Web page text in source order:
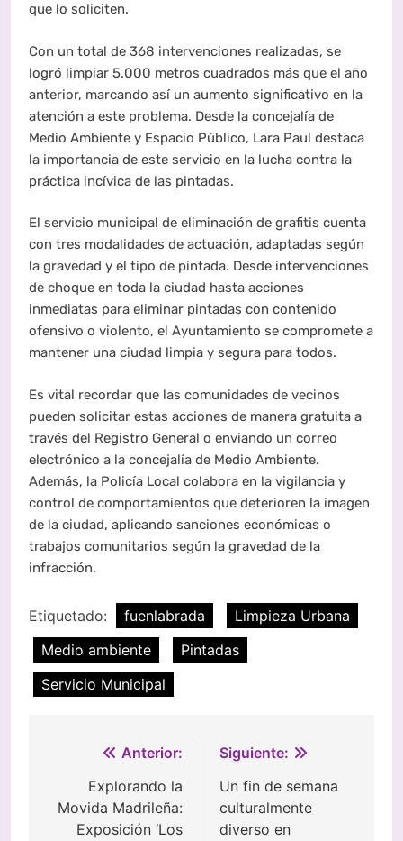
que lo soliciten.
Con un total de 368 intervenciones realizadas, se
logró limpiar 5.000 metros cuadrados más que el año
anterior, marcando así un aumento significativo en la
atención a este problema. Desde la concejalía de
Medio Ambiente y Espacio Público, Lara Paul destaca
la importancia de este servicio en la lucha contra la
práctica incívica de las pintadas.
El servicio municipal de eliminación de grafitis cuenta
con tres modalidades de actuación, adaptadas según
la gravedad y el tipo de pintada. Desde intervenciones
de choque en toda la ciudad hasta acciones
inmediatas para eliminar pintadas con contenido
ofensivo o violento, el Ayuntamiento se compromete a
mantener una ciudad limpia y segura para todos.
Es vital recordar que las comunidades de vecinos
pueden solicitar estas acciones de manera gratuita a
través del Registro General o enviando un correo
electrónico a la concejalía de Medio Ambiente.
Además, la Policía Local colabora en la vigilancia y
control de comportamientos que deterioren la imagen
de la ciudad, aplicando sanciones económicas o
trabajos comunitarios según la gravedad de la
infracción.
Etiquetado: fuenlabrada
Limpieza Urbana
Medio ambiente
Pintadas
Servicio Municipal
Navegación
entradas
Anterior:
Explorando la
Movida Madrileña:
Exposición ‘Los
Siguiente:
Un fin de semana
culturalmente
diverso en